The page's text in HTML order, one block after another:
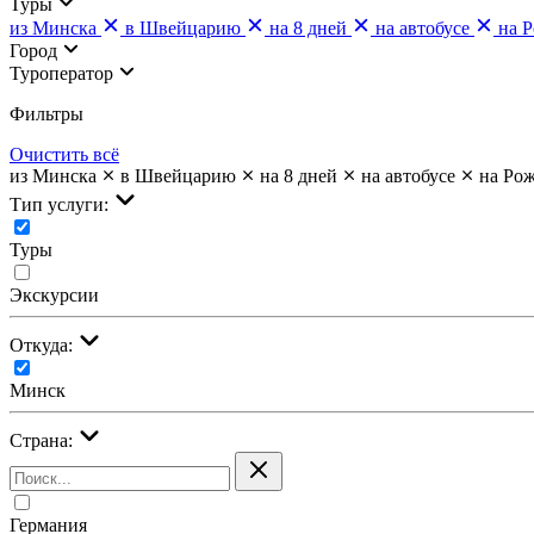
из Минска
в Швейцарию на 8 дней на автобусе
на
Город
Туроператор
Фильтры
Очистить всё
из Минска
в Швейцарию на 8 дней на автобусе
на
Тип услуги:
Туры
Экскурсии
Откуда:
Минск
Страна:
Германия